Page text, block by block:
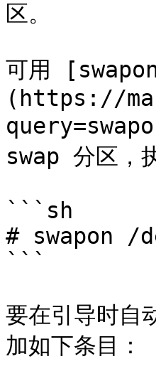
区。
可用
(https://
swap 分区，
```sh
# swapon /
```
要在引导时
加如下条目：